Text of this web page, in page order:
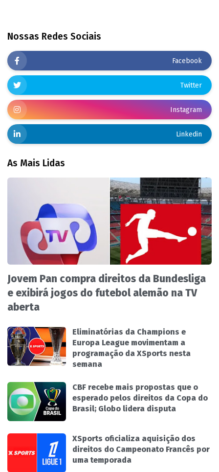
Nossas Redes Sociais
Facebook
Twitter
Instagram
Linkedin
As Mais Lidas
Jovem Pan compra direitos da Bundesliga
e exibirá jogos do futebol alemão na TV
aberta
Eliminatórias da Champions e
Europa League movimentam a
programação da XSports nesta
semana
CBF recebe mais propostas que o
esperado pelos direitos da Copa do
Brasil; Globo lidera disputa
XSports oficializa aquisição dos
direitos do Campeonato Francês por
uma temporada